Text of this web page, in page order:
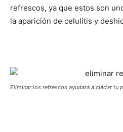
refrescos, ya que estos son
la aparición de celulitis y
Eliminar los refrescos ayudará a cuidar tu